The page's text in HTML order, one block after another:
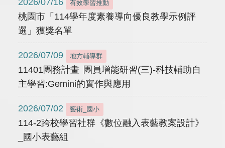
2026/07/16 有效學習推動
桃園市「114學年度素養導向優良教學示例評
選」獲獎名單
2026/07/09 地方輔導群
11401團務計畫 團員增能研習(三)-科技輔助自
主學習:Gemini的實作與應用
2026/07/02 藝術_國小
114-2跨校學習社群《數位融入表藝教案設計》
_國小表藝組